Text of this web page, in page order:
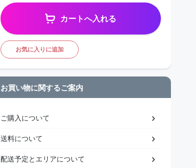
カートへ入れる
お気に入りに追加
お買い物に関するご案内
ご購入について
送料について
配送予定とエリアについて